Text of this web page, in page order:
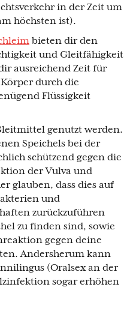
in der Zeit um
höchsten ist).
bieten dir den
und Gleitfähigkeit
ausreichend Zeit für
durch die
Flüssigkeit
genutzt werden.
Speichels bei der
schützend gegen die
der Vulva und
glauben, dass dies auf
und
zurückzuführen
zu finden sind, sowie
gegen deine
Andersherum kann
(Oralsex an der
sogar erhöhen